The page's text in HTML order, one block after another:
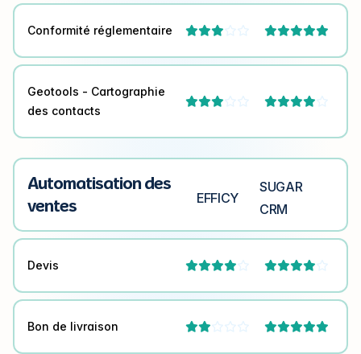
Conformité réglementaire  
Geotools - Cartographie
des contacts
 
Automatisation des
ventes
EFFICY
SUGAR
CRM
Devis  
Bon de livraison  